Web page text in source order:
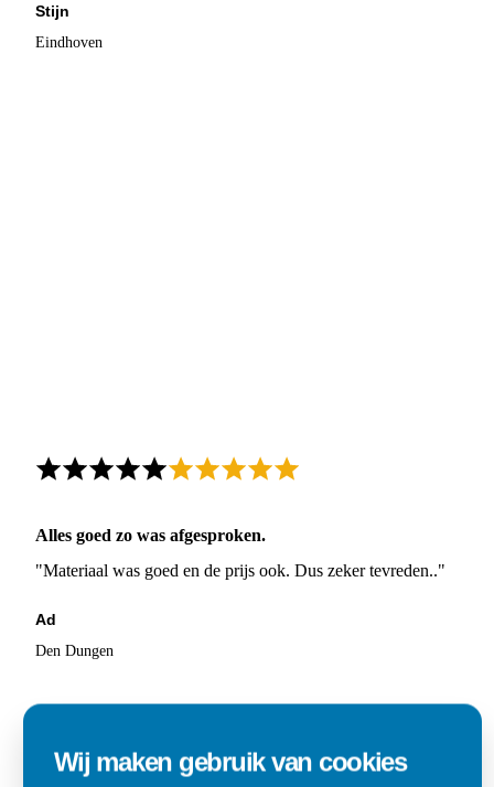
Stijn
Eindhoven
Alles goed zo was afgesproken.
"Materiaal was goed en de prijs ook. Dus zeker tevreden.."
Ad
Den Dungen
Wij maken gebruik van cookies